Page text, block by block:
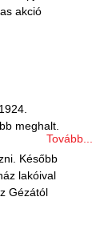
akció
meghalt.
Tovább...
Később
lakóival
Gézától